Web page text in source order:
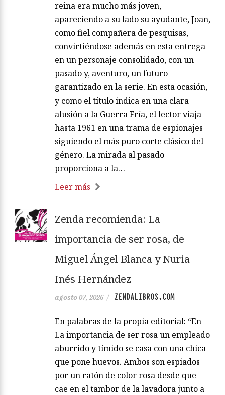
reina era mucho más joven,
apareciendo a su lado su ayudante, Joan,
como fiel compañera de pesquisas,
convirtiéndose además en esta entrega
en un personaje consolidado, con un
pasado y, aventuro, un futuro
garantizado en la serie. En esta ocasión,
y como el título indica en una clara
alusión a la Guerra Fría, el lector viaja
hasta 1961 en una trama de espionajes
siguiendo el más puro corte clásico del
género. La mirada al pasado
proporciona a la…
Leer más
Zenda recomienda: La
importancia de ser rosa, de
Miguel Ángel Blanca y Nuria
Inés Hernández
agosto 07, 2026 / ZENDALIBROS.COM
En palabras de la propia editorial: “En
La importancia de ser rosa un empleado
aburrido y tímido se casa con una chica
que pone huevos. Ambos son espiados
por un ratón de color rosa desde que
cae en el tambor de la lavadora junto a